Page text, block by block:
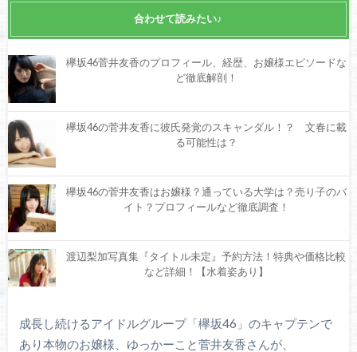
合わせて読みたい♪
欅坂46菅井友香のプロフィール、経歴、お嬢様エピソードな
ど徹底解剖！
欅坂46の菅井友香に彼氏発覚のスキャンダル！？ 文春に載
る可能性は？
欅坂46の菅井友香はお嬢様？通っている大学は？売り子のバ
イト？プロフィールなど徹底調査！
渡辺梨加写真集『タイトル未定』予約方法！特典や価格比較
など詳細！【水着姿あり】
長濱ねる写真集『タイトル未定』予約方法！特典や価格比較
など詳細！【水着姿あり】
成長し続けるアイドルグループ「欅坂46」のキャプテンで
あり本物のお嬢様、ゆっかーこと菅井友香さんが、